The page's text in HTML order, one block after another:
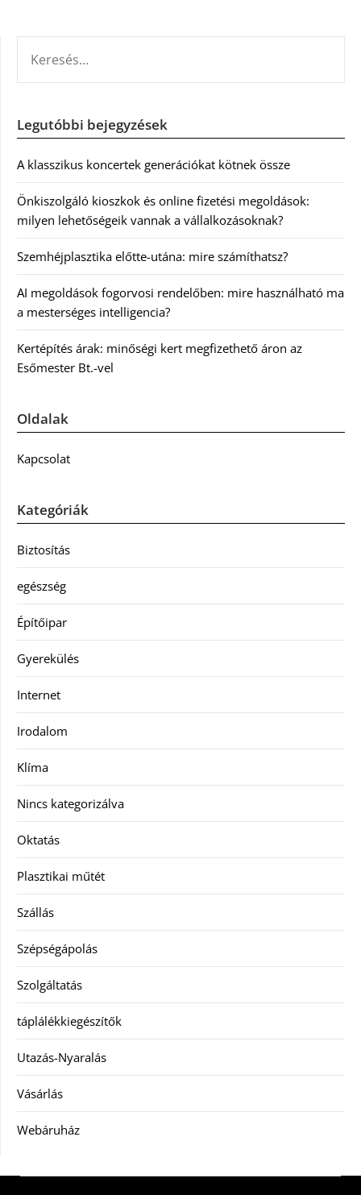
Legutóbbi bejegyzések
A klasszikus koncertek generációkat kötnek össze
Önkiszolgáló kioszkok és online fizetési megoldások:
milyen lehetőségeik vannak a vállalkozásoknak?
Szemhéjplasztika előtte-utána: mire számíthatsz?
AI megoldások fogorvosi rendelőben: mire használható ma
a mesterséges intelligencia?
Kertépítés árak: minőségi kert megfizethető áron az
Esőmester Bt.-vel
Oldalak
Kapcsolat
Kategóriák
Biztosítás
egészség
Építőipar
Gyerekülés
Internet
Irodalom
Klíma
Nincs kategorizálva
Oktatás
Plasztikai műtét
Szállás
Szépségápolás
Szolgáltatás
táplálékkiegészítők
Utazás-Nyaralás
Vásárlás
Webáruház